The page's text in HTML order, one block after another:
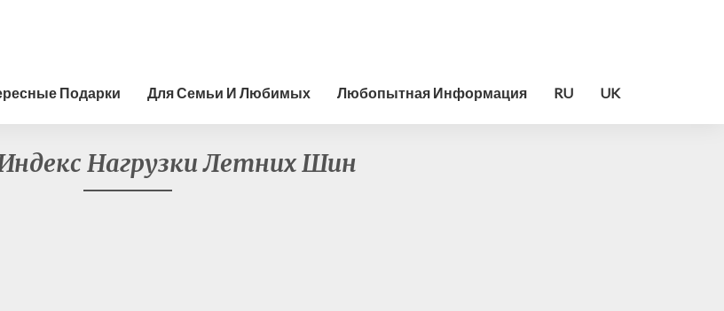
Подарки Для Семьи И Любимых Любопытная Информация RU UK
Нагрузки Летних Шин